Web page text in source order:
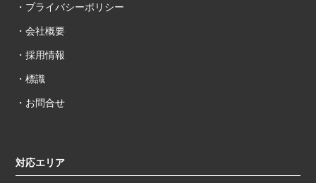
・プライバシーポリシー
・会社概要
・採用情報
・標識
・お問合せ
対応エリア